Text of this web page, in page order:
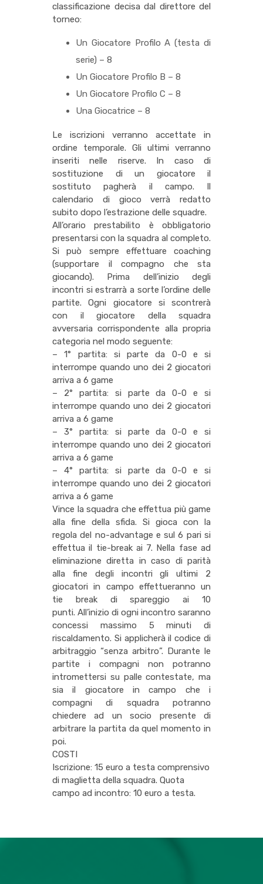
classificazione decisa dal direttore del
torneo:
Un Giocatore Profilo A (testa di
serie) – 8
Un Giocatore Profilo B – 8
Un Giocatore Profilo C – 8
Una Giocatrice – 8
Le iscrizioni verranno accettate in
ordine temporale. Gli ultimi verranno
inseriti nelle riserve. In caso di
sostituzione di un giocatore il
sostituto pagherà il campo. Il
calendario di gioco verrà redatto
subito dopo l’estrazione delle squadre.
All’orario prestabilito è obbligatorio
presentarsi con la squadra al completo.
Si può sempre effettuare coaching
(supportare il compagno che sta
giocando). Prima dell’inizio degli
incontri si estrarrà a sorte l’ordine delle
partite. Ogni giocatore si scontrerà
con il giocatore della squadra
avversaria corrispondente alla propria
categoria nel modo seguente:
– 1° partita: si parte da 0-0 e si
interrompe quando uno dei 2 giocatori
arriva a 6 game
– 2° partita: si parte da 0-0 e si
interrompe quando uno dei 2 giocatori
arriva a 6 game
– 3° partita: si parte da 0-0 e si
interrompe quando uno dei 2 giocatori
arriva a 6 game
– 4° partita: si parte da 0-0 e si
interrompe quando uno dei 2 giocatori
arriva a 6 game
Vince la squadra che effettua più game
alla fine della sfida. Si gioca con la
regola del no-advantage e sul 6 pari si
effettua il tie-break ai 7. Nella fase ad
eliminazione diretta in caso di parità
alla fine degli incontri gli ultimi 2
giocatori in campo effettueranno un
tie break di spareggio ai 10
punti. All’inizio di ogni incontro saranno
concessi massimo 5 minuti di
riscaldamento. Si applicherà il codice di
arbitraggio “senza arbitro”. Durante le
partite i compagni non potranno
intromettersi su palle contestate, ma
sia il giocatore in campo che i
compagni di squadra potranno
chiedere ad un socio presente di
arbitrare la partita da quel momento in
poi.
COSTI
Iscrizione: 15 euro a testa comprensivo
di maglietta della squadra. Quota
campo ad incontro: 10 euro a testa.